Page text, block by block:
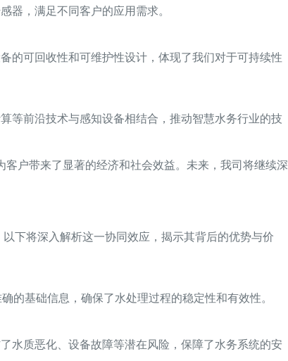
器，满足不同客户的应用需求。
的可回收性和可维护性设计，体现了我们对于可持续性
等前沿技术与感知设备相结合，推动智慧水务行业的技
户带来了显著的经济和社会效益。未来，我司将继续深
下将深入解析这一协同效应，揭示其背后的优势与价
的基础信息，确保了水处理过程的稳定性和有效性。
水质恶化、设备故障等潜在风险，保障了水务系统的安